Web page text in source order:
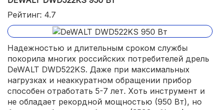
Рейтинг: 4.7
Надежностью и длительным сроком службы
покорила многих российских потребителей дрель
DeWALT DWD522KS. Даже при максимальных
нагрузках и неаккуратном обращении прибор
способен отработать 5-7 лет. Хоть инструмент и
не обладает рекордной мощностью (950 Вт), но